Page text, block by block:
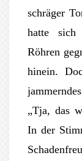
schräger
hatte sich
Röhren
hinein.
„Tja, das
In der